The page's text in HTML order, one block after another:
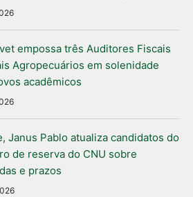
empossa três Auditores Fiscais
Agropecuários em solenidade
acadêmicos
Janus Pablo atualiza candidatos do
de reserva do CNU sobre
e prazos